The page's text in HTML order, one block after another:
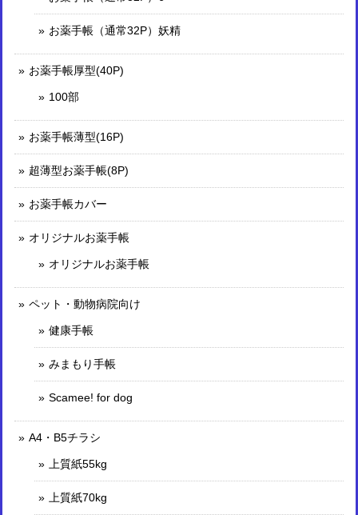
お薬手帳（通常32P）妖精
お薬手帳厚型(40P)
100部
お薬手帳薄型(16P)
超薄型お薬手帳(8P)
お薬手帳カバー
オリジナルお薬手帳
オリジナルお薬手帳
ペット・動物病院向け
健康手帳
みまもり手帳
Scamee! for dog
A4・B5チラシ
上質紙55kg
上質紙70kg